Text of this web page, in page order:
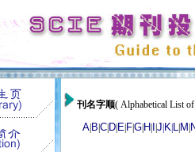
刊名字顺( Alphabetical List
A B C D E FG H J K L M